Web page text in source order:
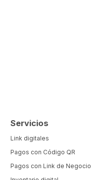
Servicios
Link digitales
Pagos con Código QR
Pagos con Link de Negocio